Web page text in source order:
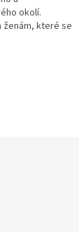
okolí.
ženám, které se